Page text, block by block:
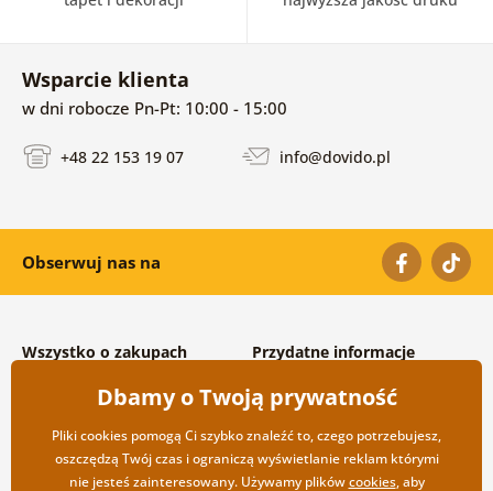
Wsparcie klienta
w dni robocze Pn-Pt: 10:00 - 15:00
+48 22 153 19 07 info@dovido.pl
Obserwuj nas na
Wszystko o zakupach
Warunki handlowe i
reklamacyjne
Prywatność
Opcje wysyłki i płatności
Zwrot towarów
Przydatne informacje
Często zadawane pytania
Kontakt
Współpraca hurtowa
Dbamy o Twoją prywatność
Pliki cookies pomogą Ci szybko znaleźć to, czego potrzebujesz,
oszczędzą Twój czas i ograniczą wyświetlanie reklam którymi
nie jesteś zainteresowany. Używamy plikówcookies, aby